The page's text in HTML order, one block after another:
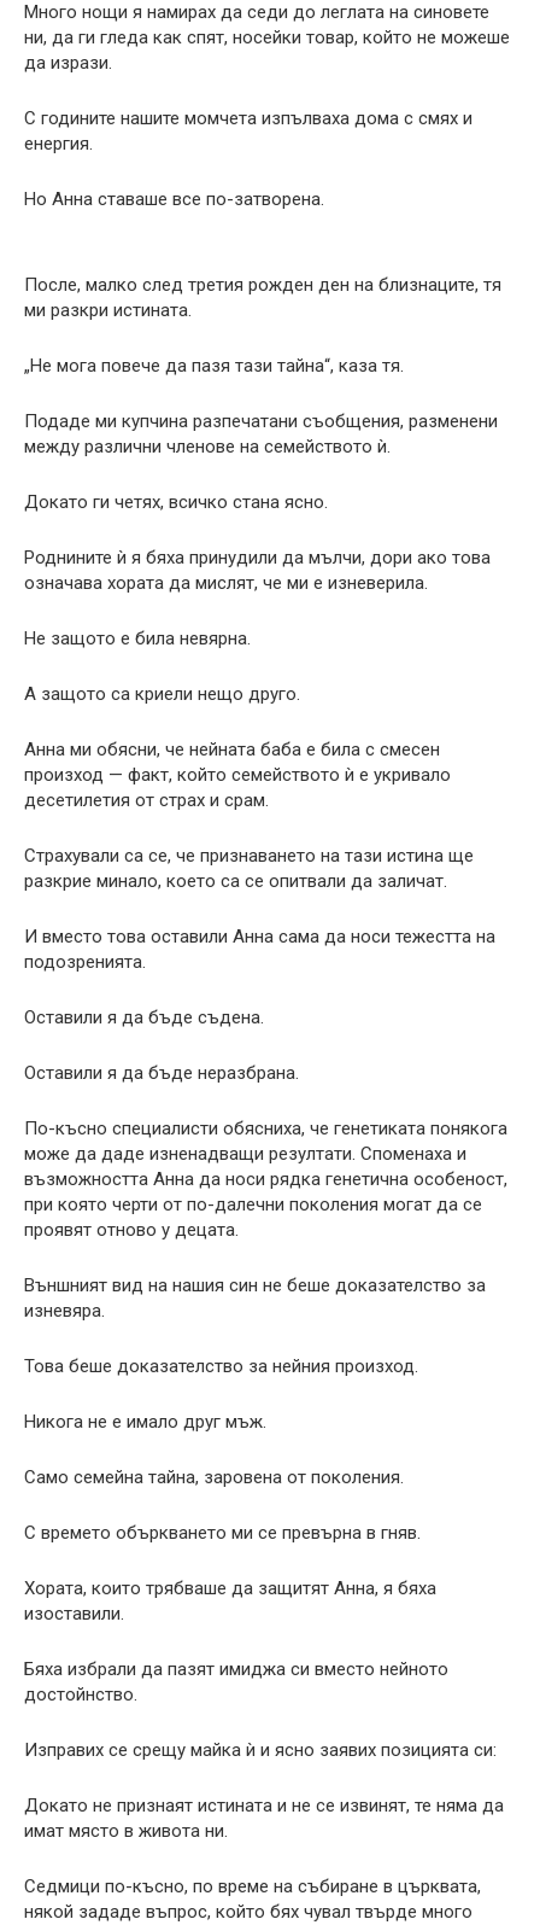
Много нощи я намирах да седи до леглата на синовете
ни, да ги гледа как спят, носейки товар, който не можеше
да изрази.
С годините нашите момчета изпълваха дома с смях и
енергия.
Но Анна ставаше все по-затворена.
После, малко след третия рожден ден на близнаците, тя
ми разкри истината.
„Не мога повече да пазя тази тайна“, каза тя.
Подаде ми купчина разпечатани съобщения, разменени
между различни членове на семейството ѝ.
Докато ги четях, всичко стана ясно.
Роднините ѝ я бяха принудили да мълчи, дори ако това
означава хората да мислят, че ми е изневерила.
Не защото е била невярна.
А защото са криели нещо друго.
Анна ми обясни, че нейната баба е била с смесен
произход — факт, който семейството ѝ е укривало
десетилетия от страх и срам.
Страхували са се, че признаването на тази истина ще
разкрие минало, което са се опитвали да заличат.
И вместо това оставили Анна сама да носи тежестта на
подозренията.
Оставили я да бъде съденa.
Оставили я да бъде неразбрана.
По-късно специалисти обясниха, че генетиката понякога
може да даде изненадващи резултати. Споменаха и
възможността Анна да носи рядка генетична особеност,
при която черти от по-далечни поколения могат да се
проявят отново у децата.
Външният вид на нашия син не беше доказателство за
изневяра.
Това беше доказателство за нейния произход.
Никога не е имало друг мъж.
Само семейна тайна, заровена от поколения.
С времето объркването ми се превърна в гняв.
Хората, които трябваше да защитят Анна, я бяха
изоставили.
Бяха избрали да пазят имиджа си вместо нейното
достойнство.
Изправих се срещу майка ѝ и ясно заявих позицията си:
Докато не признаят истината и не се извинят, те няма да
имат място в живота ни.
Седмици по-късно, по време на събиране в църквата,
някой зададе въпрос, който бях чувал твърде много